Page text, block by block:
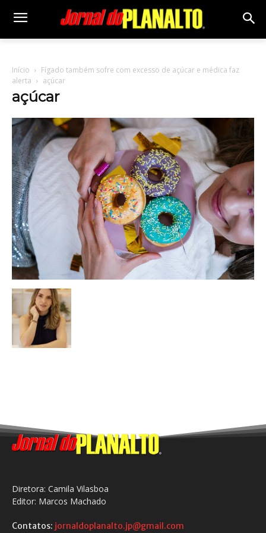
Início
Fígado também sofre com excesso de açúcar e médica faz
alerta
açúcar
açúcar
Diretora: Camila Vilasboa
Editor: Marcos Machado
Contatos: jornaldoplanalto.jp@gmail.com